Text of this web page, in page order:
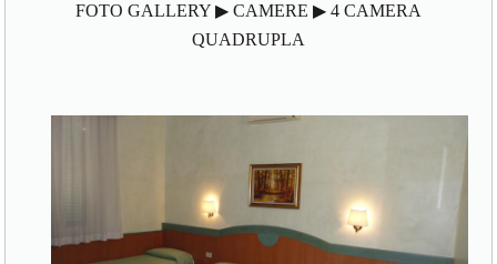
FOTO GALLERY ▶ CAMERE ▶ 4 CAMERA
QUADRUPLA